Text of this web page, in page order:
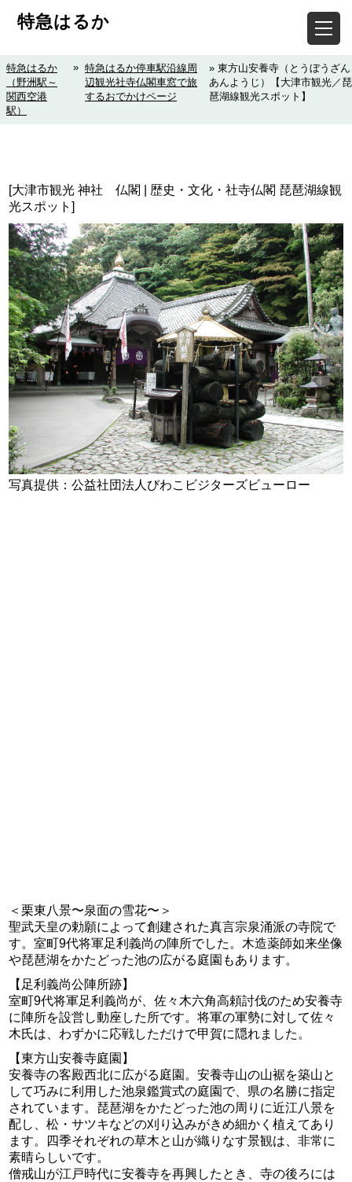
特急はるか
特急はるか
（野洲駅～
関西空港
駅）
» 特急はるか停車駅沿線周
辺観光社寺仏閣車窓で旅
するおでかけページ
» 東方山安養寺（とうぼうざん
あんようじ）【大津市観光／琵
琶湖線観光スポット】
[大津市観光 神社 仏閣 | 歴史・文化・社寺仏閣 琵琶湖線観
光スポット]
写真提供：公益社団法人びわこビジターズビューロー
＜栗東八景〜泉面の雪花〜＞
聖武天皇の勅願によって創建された真言宗泉涌派の寺院で
す。室町9代将軍足利義尚の陣所でした。木造薬師如来坐像
や琵琶湖をかたどった池の広がる庭園もあります。
【足利義尚公陣所跡】
室町9代将軍足利義尚が、佐々木六角高頼討伐のため安養寺
に陣所を設営し動座した所です。将軍の軍勢に対して佐々
木氏は、わずかに応戦しただけで甲賀に隠れました。
【東方山安養寺庭園】
安養寺の客殿西北に広がる庭園。安養寺山の山裾を築山と
して巧みに利用した池泉鑑賞式の庭園で、県の名勝に指定
されています。琵琶湖をかたどった池の周りに近江八景を
配し、松・サツキなどの刈り込みがきめ細かく植えてあり
ます。四季それぞれの草木と山が織りなす景観は、非常に
素晴らしいです。
僧戒山が江戸時代に安養寺を再興したとき、寺の後ろには